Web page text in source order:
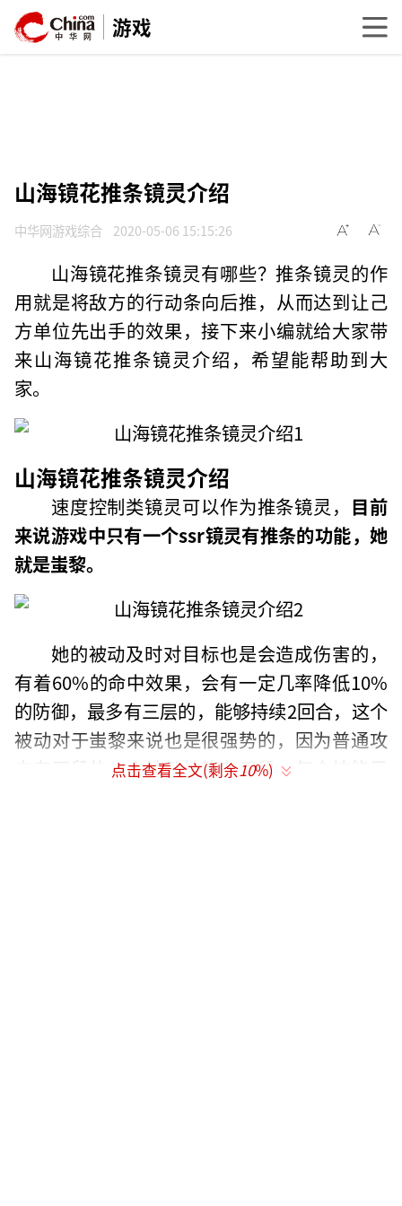
游戏
山海镜花推条镜灵介绍
中华网游戏综合 2020-05-06 15:15:26
山海镜花推条镜灵有哪些？推条镜灵的作
用就是将敌方的行动条向后推，从而达到让己
方单位先出手的效果，接下来小编就给大家带
来山海镜花推条镜灵介绍，希望能帮助到大
家。
山海镜花推条镜灵介绍
速度控制类镜灵可以作为推条镜灵， 目前
来说游戏中只有一个ssr镜灵有推条的功能，她
就是蚩黎。
她的被动及时对目标也是会造成伤害的，
有着60%的命中效果，会有一定几率降低10%
的防御，最多有三层的，能够持续2回合，这个
被动对于蚩黎来说也是很强势的，因为普通攻
击有两段的，主被动技能有三段，每个技能目
点击查看全文(剩余10%)